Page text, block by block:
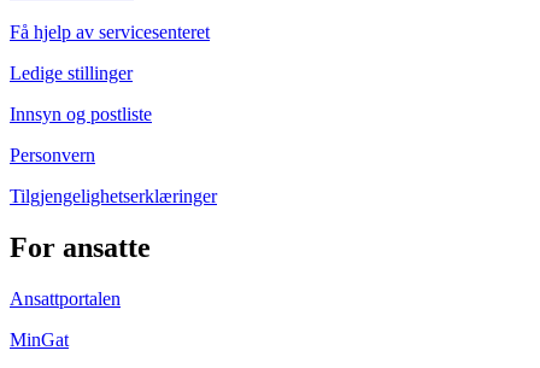
Få hjelp av servicesenteret
Ledige stillinger
Innsyn og postliste
Personvern
Tilgjengelighetserklæringer
For ansatte
Ansattportalen
MinGat